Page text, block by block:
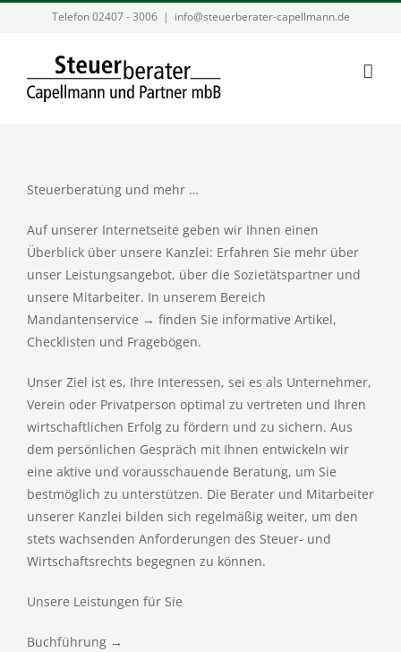
Telefon 02407 - 3006 | info@steuerberater-capellmann.de
Steuerberatung und mehr …
Auf unserer Internetseite geben wir Ihnen einen
Überblick über unsere Kanzlei: Erfahren Sie mehr über
unser Leistungsangebot, über die Sozietätspartner und
unsere Mitarbeiter. In unserem Bereich
Mandantenservice → finden Sie informative Artikel,
Checklisten und Fragebögen.
Unser Ziel ist es, Ihre Interessen, sei es als Unternehmer,
Verein oder Privatperson optimal zu vertreten und Ihren
wirtschaftlichen Erfolg zu fördern und zu sichern. Aus
dem persönlichen Gespräch mit Ihnen entwickeln wir
eine aktive und vorausschauende Beratung, um Sie
bestmöglich zu unterstützen. Die Berater und Mitarbeiter
unserer Kanzlei bilden sich regelmäßig weiter, um den
stets wachsenden Anforderungen des Steuer- und
Wirtschaftsrechts begegnen zu können.
Unsere Leistungen für Sie
Buchführung →